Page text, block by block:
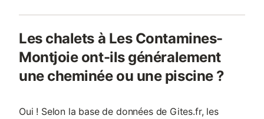
Les chalets à Les Contamines-
Montjoie ont-ils généralement
une cheminée ou une piscine ?
Oui ! Selon la base de données de Gites.fr, les